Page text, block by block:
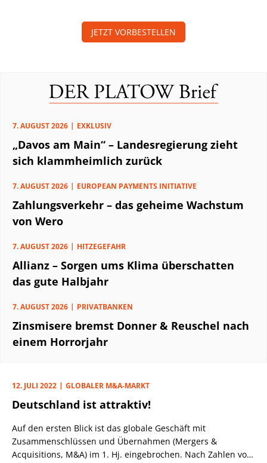
JETZT VORBESTELLEN
7. AUGUST 2026 EXKLUSIV
„Davos am Main“ – Landesregierung zieht
sich klammheimlich zurück
7. AUGUST 2026 EUROPEAN PAYMENTS INITIATIVE
Zahlungsverkehr – das geheime Wachstum
von Wero
7. AUGUST 2026 HITZEGEFAHR
Allianz – Sorgen ums Klima überschatten
das gute Halbjahr
7. AUGUST 2026 PRIVATBANKEN
Zinsmisere bremst Donner & Reuschel nach
einem Horrorjahr
12. JULI 2022 GLOBALER M&A-MARKT
Deutschland ist attraktiv!
Auf den ersten Blick ist das globale Geschäft mit
Zusammenschlüssen und Übernahmen (Mergers &
Acquisitions, M&A) im 1. Hj. eingebrochen. Nach Zahlen von